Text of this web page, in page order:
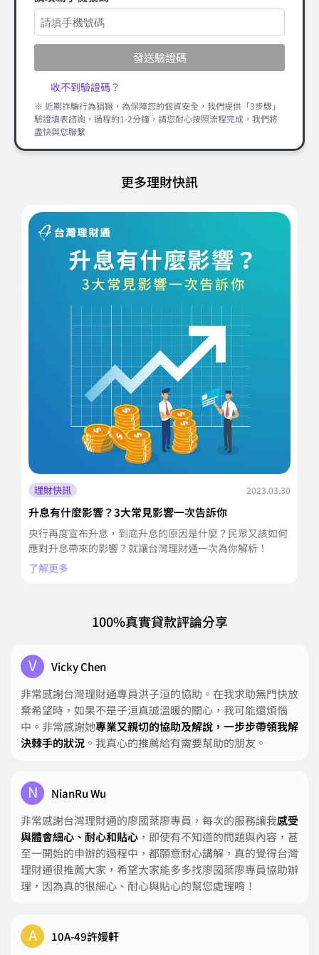
發送驗證碼
收不到驗證碼？
※ 近期詐騙行為猖獗，為保障您的個資安全，我們提供「3步驟」
驗證填表諮詢，過程約1-2分鐘，請您耐心按照流程完成，我們將
盡快與您聯繫
更多理財快訊
理財快訊 2023.03.30
升息有什麼影響？3大常見影響一次告訴你
央行再度宣布升息，到底升息的原因是什麼？民眾又該如何
應對升息帶來的影響？就讓台灣理財通一次為你解析！
了解更多
100%真實貸款評論分享
V
Vicky Chen
非常感謝台灣理財通專員洪子洹的協助。在我求助無門快放
棄希望時，如果不是子洹真誠溫暖的關心，我可能還煩惱
中。非常感謝她專業又親切的協助及解說，一步步帶領我解
決棘手的狀況 。我真心的推薦給有需要幫助的朋友。
N
NianRu Wu
非常感謝台灣理財通的廖國棻廖專員，每次的服務讓我感受
與體會細心、耐心和貼心 ，即使有不知道的問題與內容，甚
至一開始的申辦的過程中，都願意耐心講解，真的覺得台灣
理財通很推薦大家，希望大家能多多找廖國棻廖專員協助辦
理，因為真的很細心、耐心與貼心的幫您處理唷！
A
10A-49許嫚軒